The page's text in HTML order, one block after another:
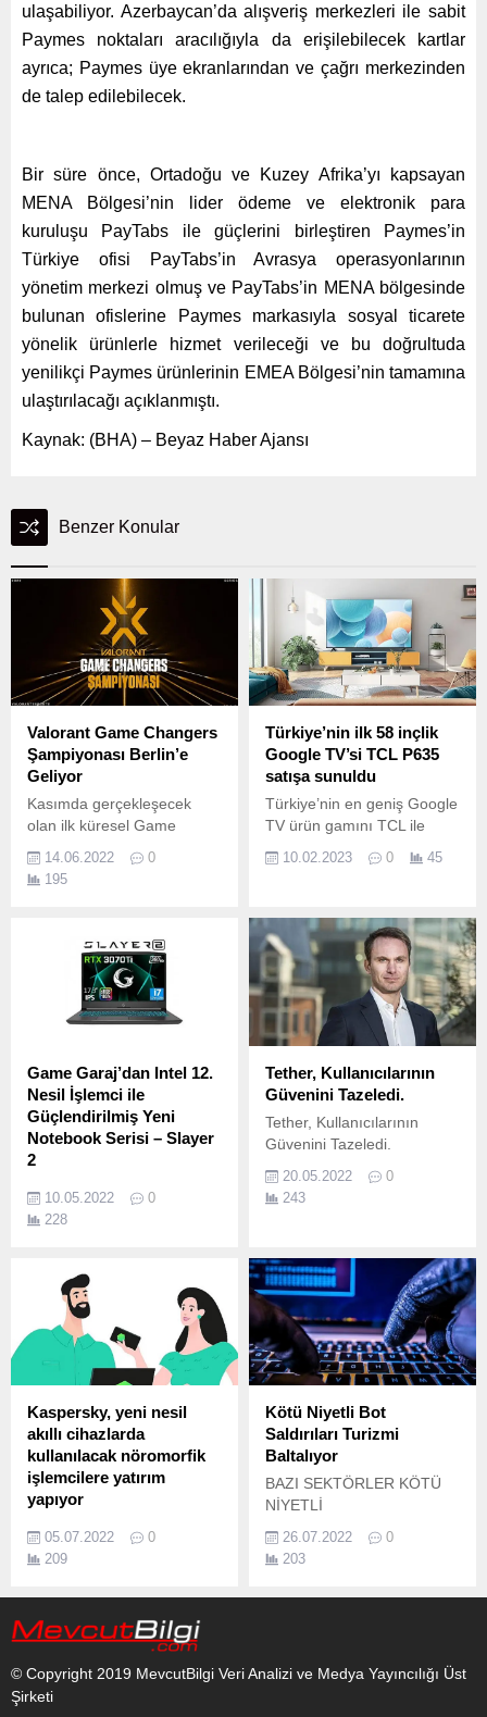
ulaşabiliyor. Azerbaycan’da alışveriş merkezleri ile sabit
Paymes noktaları aracılığıyla da erişilebilecek kartlar
ayrıca; Paymes üye ekranlarından ve çağrı merkezinden
de talep edilebilecek.
Bir süre önce, Ortadoğu ve Kuzey Afrika’yı kapsayan
MENA Bölgesi’nin lider ödeme ve elektronik para
kuruluşu PayTabs ile güçlerini birleştiren Paymes’in
Türkiye ofisi PayTabs’in Avrasya operasyonlarının
yönetim merkezi olmuş ve PayTabs’in MENA bölgesinde
bulunan ofislerine Paymes markasıyla sosyal ticarete
yönelik ürünlerle hizmet verileceği ve bu doğrultuda
yenilikçi Paymes ürünlerinin EMEA Bölgesi’nin tamamına
ulaştırılacağı açıklanmıştı.
Kaynak: (BHA) – Beyaz Haber Ajansı
Benzer Konular
Valorant Game Changers
Şampiyonası Berlin’e
Geliyor
Kasımda gerçekleşecek
olan ilk küresel Game
Changers etkinliği hakkında
daha fazla bilgi edinin.
14.06.2022
0
195
Türkiye’nin ilk 58 inçlik
Google TV’si TCL P635
satışa sunuldu
Türkiye’nin en geniş Google
TV ürün gamını TCL ile
kullanıcılarla buluşturan
Bilkom, TCL’in 58 inçlik
10.02.2023 0 45
Game Garaj’dan Intel 12.
Nesil İşlemci ile
Güçlendirilmiş Yeni
Notebook Serisi – Slayer
2
oyun pazarına hızlı giriş
yapan Game Garaj, Intel
10.05.2022
0
228
Tether, Kullanıcılarının
Güvenini Tazeledi.
Tether, Kullanıcılarının
Güvenini Tazeledi.
20.05.2022
0
243
Kaspersky, yeni nesil
akıllı cihazlarda
kullanılacak nöromorfik
işlemcilere yatırım
yapıyor
Kaspersky, nöromorfik bilgi
işlem teknolojilerinde
uzmanlaşmış bir şirket olan
hissedar oldu.
05.07.2022
0
209
Kötü Niyetli Bot
Saldırıları Turizmi
Baltalıyor
BAZI SEKTÖRLER KÖTÜ
NİYETLİ
BOT SALDIRILARININ
ABLUKASINDA Türkiye
ekonomisinin de önemli bir
önüne geçilemiyor.
26.07.2022
0
203
© Copyright 2019 MevcutBilgi Veri Analizi ve Medya Yayıncılığı Üst
Şirketi